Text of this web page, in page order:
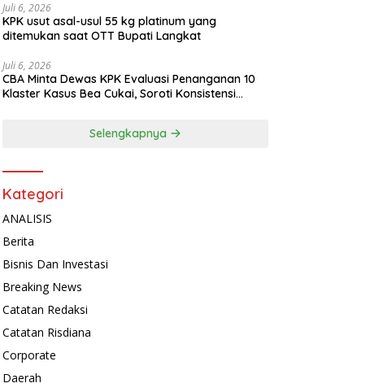
Juli 6, 2026
KPK usut asal-usul 55 kg platinum yang
ditemukan saat OTT Bupati Langkat
Juli 6, 2026
CBA Minta Dewas KPK Evaluasi Penanganan 10
Klaster Kasus Bea Cukai, Soroti Konsistensi
Selengkapnya
Kategori
ANALISIS
Berita
Bisnis Dan Investasi
Breaking News
Catatan Redaksi
Catatan Risdiana
Corporate
Daerah